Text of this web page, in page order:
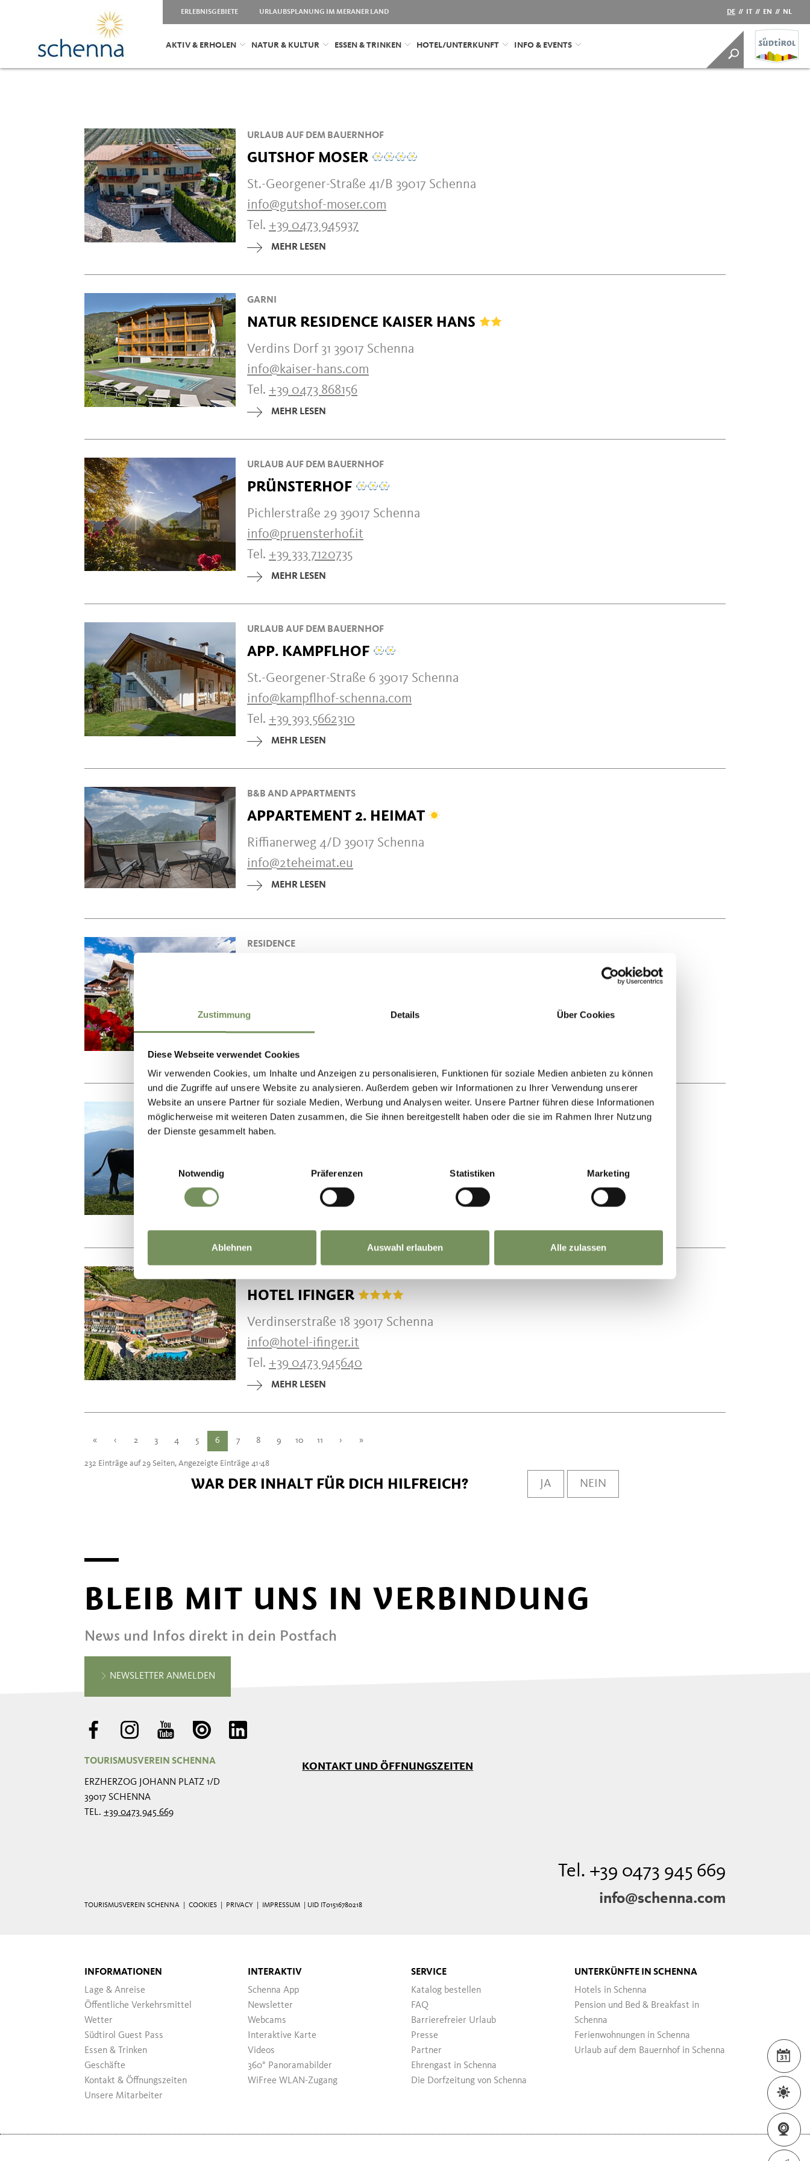
Zustimmung Details Über Cookies
Diese Webseite verwendet Cookies
Wir verwenden Cookies, um Inhalte und Anzeigen zu personalisieren, Funktionen für soziale Medien anbieten zu können
und die Zugriffe auf unsere Website zu analysieren. Außerdem geben wir Informationen zu Ihrer Verwendung unserer
Website an unsere Partner für soziale Medien, Werbung und Analysen weiter. Unsere Partner führen diese Informationen
möglicherweise mit weiteren Daten zusammen, die Sie ihnen bereitgestellt haben oder die sie im Rahmen Ihrer Nutzung
der Dienste gesammelt haben.
Notwendig
Präferenzen Statistiken Marketing
Ablehnen Auswahl erlauben Alle zulassen
ERLEBNISGEBIETE URLAUBSPLANUNG IM MERANER LAND DE // IT // EN // NL
AKTIV & ERHOLEN NATUR & KULTUR ESSEN & TRINKEN HOTEL/UNTERKUNFT INFO & EVENTS
URLAUB AUF DEM BAUERNHOF
GUTSHOF MOSER
St.-Georgener-Straße 41/B 39017 Schenna
info@gutshof-moser.com
Tel. +39 0473 945937
MEHR LESEN
GARNI
NATUR RESIDENCE KAISER HANS
Verdins Dorf 31 39017 Schenna
info@kaiser-hans.com
Tel. +39 0473 868156
MEHR LESEN
URLAUB AUF DEM BAUERNHOF
PRÜNSTERHOF
Pichlerstraße 29 39017 Schenna
info@pruensterhof.it
Tel. +39 333 7120735
MEHR LESEN
URLAUB AUF DEM BAUERNHOF
APP. KAMPFLHOF
St.-Georgener-Straße 6 39017 Schenna
info@kampflhof-schenna.com
Tel. +39 393 5662310
MEHR LESEN
B&B AND APPARTMENTS
APPARTEMENT 2. HEIMAT
Riffianerweg 4/D 39017 Schenna
info@2teheimat.eu
MEHR LESEN
RESIDENCE
krone@schenna.com
Tel.+39 0473 943012
MEHR LESEN
URLAUB AUF DEM BAUERNHOF
"BOARBICHL" BERGBAUERNHOF MIT HOFKÄSEREI
boarbichl@schenna.com
+39 389 5718501
HOTEL IFINGER
Verdinserstraße 18 39017 Schenna
info@hotel-ifinger.it
Tel. +39 0473 945640
MEHR LESEN
« ‹ 2 3 4 5 6 7 8 9 10 11 › »
232 Einträge auf 29 Seiten, Angezeigte Einträge 41-48
WAR DER INHALT FÜR DICH HILFREICH? JA NEIN
BLEIB MIT UNS IN VERBINDUNG
News und Infos direkt in dein Postfach
NEWSLETTER ANMELDEN
TOURISMUSVEREIN SCHENNA
ERZHERZOG JOHANN PLATZ 1/D
39017 SCHENNA
TEL. +39 0473 945 669
KONTAKT UND ÖFFNUNGSZEITEN
Tel. +39 0473 945 669
info@schenna.com
TOURISMUSVEREIN SCHENNA | COOKIES PRIVACY IMPRESSUM | UID IT01516780218
INFORMATIONEN
Lage & Anreise
Öffentliche Verkehrsmittel
Wetter
Südtirol Guest Pass
Essen & Trinken
Geschäfte
Kontakt & Öffnungszeiten
Unsere Mitarbeiter
INTERAKTIV
Schenna App
Newsletter
Webcams
Interaktive Karte
Videos
360° Panoramabilder
WiFree WLAN-Zugang
SERVICE
Katalog bestellen
FAQ
Barrierefreier Urlaub
Presse
Partner
Ehrengast in Schenna
Die Dorfzeitung von Schenna
UNTERKÜNFTE IN SCHENNA
Hotels in Schenna
Pension und Bed & Breakfast in
Schenna
Ferienwohnungen in Schenna
Urlaub auf dem Bauernhof in Schenna